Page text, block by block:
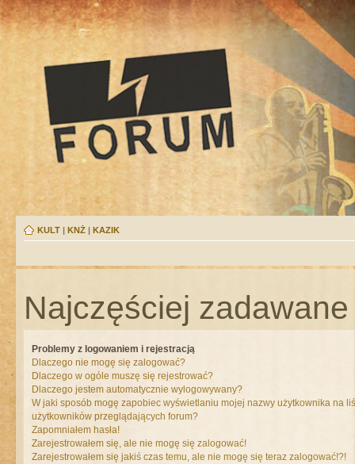
KULT | KNŻ | KAZIK
Najczęściej
Problemy z logowaniem i rejestracją
Dlaczego nie mogę się zalogować?
Dlaczego w ogóle muszę się rejestrować?
Dlaczego jestem automatycznie wylogowywany?
W jaki sposób mogę zapobiec wyświetlaniu mojej nazwy użytkownika na
użytkowników przeglądających forum?
Zapomniałem hasła!
Zarejestrowałem się, ale nie mogę się zalogować!
Zarejestrowałem się jakiś czas temu, ale nie mogę się teraz zalogować!?!